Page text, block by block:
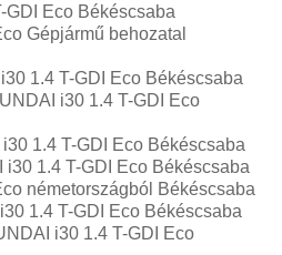
Eco Békéscsaba
Gépjármű behozatal‎
1.4 T-GDI Eco Békéscsaba
i30 1.4 T-GDI Eco
1.4 T-GDI Eco Békéscsaba
1.4 T-GDI Eco Békéscsaba
németországból Békéscsaba
1.4 T-GDI Eco Békéscsaba
i30 1.4 T-GDI Eco